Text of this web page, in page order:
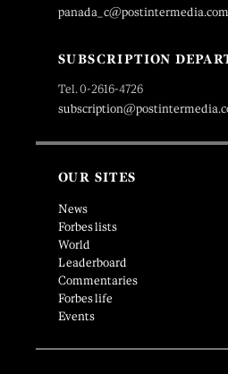
panada_c@postintermedia.com
SUBSCRIPTION
Tel. 0-2616-4726
OUR SITES
News
Forbes lists
World
Leaderboard
Commentaries
Forbes life
Events